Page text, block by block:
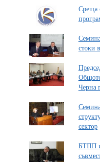
Среща
стоки
Черна
сектор
БТПП